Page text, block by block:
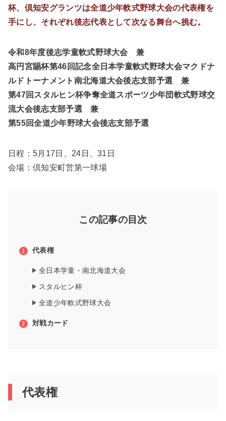
杯、倶知安グランツは全道少年軟式野球大会の代表権を
手にし、それぞれ後志代表として次なる舞台へ挑む。
令和8年度後志学童軟式野球大会 兼
高円宮賜杯第46回記念全日本学童軟式野球大会マクドナ
ルドトーナメント南北海道大会後志支部予選 兼
第47回スタルヒン杯争奪全道スポーツ少年団軟式野球交
流大会後志支部予選 兼
第55回全道少年野球大会後志支部予選
日程：5月17日、24日、31日
会場：倶知安町営第一球場
この記事の目次
代表権
全日本学童・南北海道大会
スタルヒン杯
全道少年軟式野球大会
対戦カード
代表権